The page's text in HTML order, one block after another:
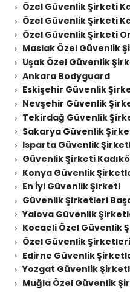
Özel Güvenlik Şirketi
Özel Güvenlik Şirketi
Özel Güvenlik Şirketi
Maslak Özel Güvenlik
Uşak Özel Güvenlik
Ankara Bodyguard
Eskişehir Güvenlik
Nevşehir Güvenlik
Tekirdağ Güvenlik
Sakarya Güvenlik
Isparta Güvenlik
Güvenlik Şirketi
Konya Güvenlik
En İyi Güvenlik Şirketi
Güvenlik Şirketleri
Yalova Güvenlik
Kocaeli Özel Güvenlik
Özel Güvenlik
Edirne Güvenlik
Yozgat Güvenlik
Muğla Özel Güvenlik